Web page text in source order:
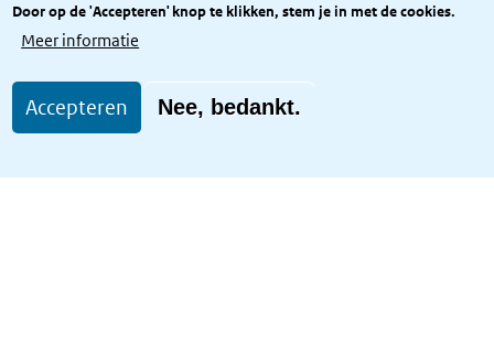
Door op de 'Accepteren' knop te klikken, stem je in met de cookies.
Meer informatie
Accepteren Nee, bedankt.
Toegang site openbaar
Toegankelijkheid